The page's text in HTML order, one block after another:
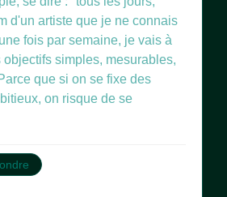
d'un artiste que je ne connais
fois par semaine, je vais à
objectifs simples, mesurables,
que si on se fixe des
on risque de se